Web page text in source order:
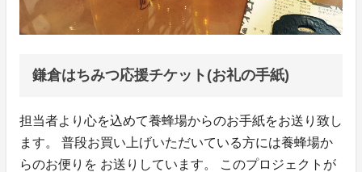
鎌倉はちみつ応援チケット(お礼の手紙)
担当者より心を込めて養蜂場からのお手紙をお送り致し
ます。 普段お買い上げいただいている方には養蜂場か
らのお便りを お送りしています。 このプロジェクトが